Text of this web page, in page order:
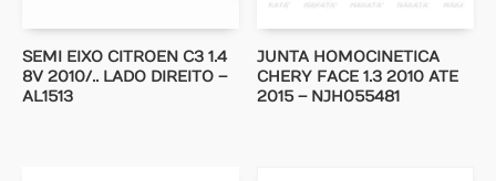
SEMI EIXO CITROEN C3 1.4
8V 2010/.. LADO DIREITO –
AL1513
JUNTA HOMOCINETICA
CHERY FACE 1.3 2010 ATE
2015 – NJH055481